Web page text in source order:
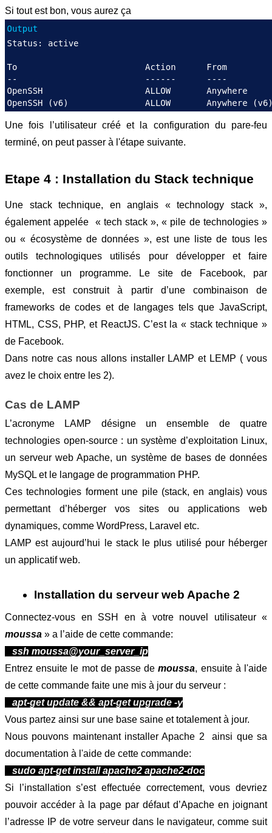
Si tout est bon, vous aurez ça
Une fois l’utilisateur créé et la configuration du pare-feu
terminé, on peut passer à l'étape suivante.
Etape 4 : Installation du Stack technique
Une stack technique, en anglais « technology stack »,
également appelée  « tech stack », « pile de technologies »
ou « écosystème de données », est une liste de tous les
outils technologiques utilisés pour développer et faire
fonctionner un programme. Le site de Facebook, par
exemple, est construit à partir d’une combinaison de
frameworks de codes et de langages tels que JavaScript,
HTML, CSS, PHP, et ReactJS. C’est la « stack technique »
de Facebook.
Dans notre cas nous allons installer LAMP et LEMP ( vous
avez le choix entre les 2).
Cas de LAMP
L’acronyme LAMP désigne un ensemble de quatre
technologies open-source : un système d’exploitation Linux,
un serveur web Apache, un système de bases de données
MySQL et le langage de programmation PHP.
Ces technologies forment une pile (stack, en anglais) vous
permettant d’héberger vos sites ou applications web
dynamiques, comme WordPress, Laravel etc.
LAMP est aujourd’hui le stack le plus utilisé pour héberger
un applicatif web.
Installation du serveur web Apache 2
moussa » a l’aide de cette commande:
ssh moussa@your_server_ip
Entrez ensuite le mot de passe de moussa, ensuite à l'aide
de cette commande faite une mis à jour du serveur :
apt-get update && apt-get upgrade -y
Vous partez ainsi sur une base saine et totalement à jour.
Nous pouvons maintenant installer Apache 2  ainsi que sa
documentation à l'aide de cette commande:
sudo apt-get install apache2 apache2-doc
Si l’installation s’est effectuée correctement, vous devriez
pouvoir accéder à la page par défaut d’Apache en joignant
l’adresse IP de votre serveur dans le navigateur, comme suit